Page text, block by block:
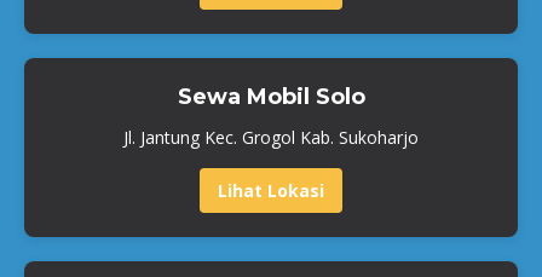
Sewa Mobil Solo
Jl. Jantung Kec. Grogol Kab. Sukoharjo
Lihat Lokasi